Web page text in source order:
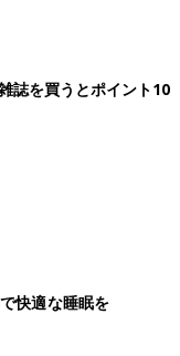
誌を買うとポイント10
快適な睡眠を